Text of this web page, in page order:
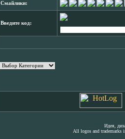
Смайлики:
Введите код:
Идея,
All logos and trademarks